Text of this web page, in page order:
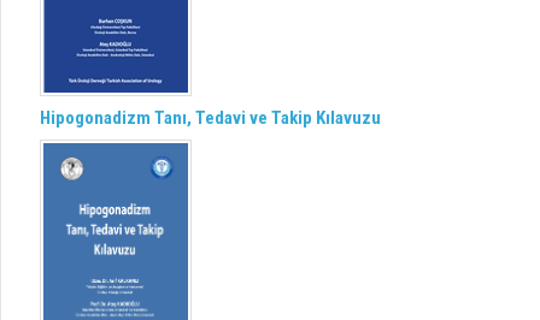
Hipogonadizm Tanı, Tedavi ve Takip Kılavuzu